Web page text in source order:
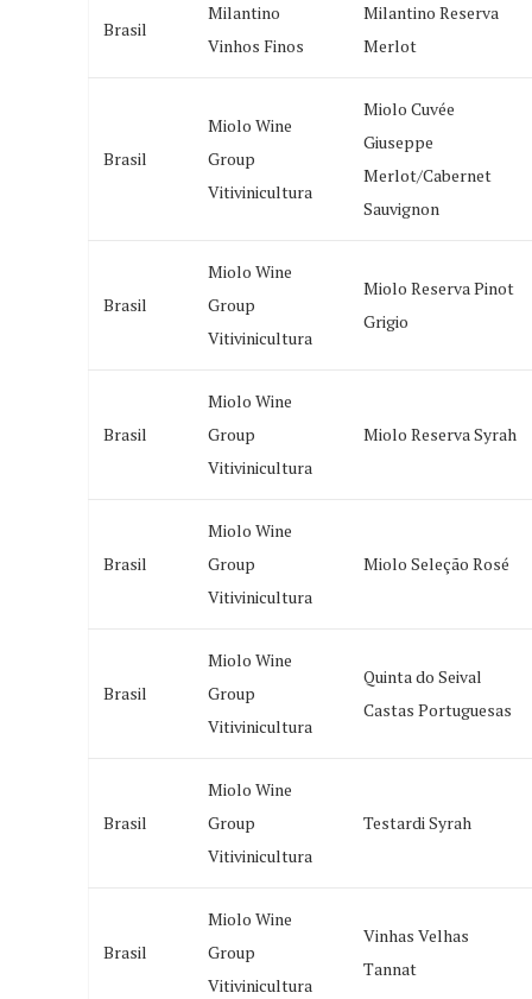
Brasil
Milantino
Vinhos Finos
Milantino Reserva
Merlot
Brasil
Miolo Wine
Group
Vitivinicultura
Miolo Cuvée
Giuseppe
Merlot/Cabernet
Sauvignon
Brasil
Miolo Wine
Group
Vitivinicultura
Miolo Reserva Pinot
Grigio
Brasil
Miolo Wine
Group
Vitivinicultura
Miolo Reserva Syrah
Brasil
Miolo Wine
Group
Vitivinicultura
Miolo Seleção Rosé
Brasil
Miolo Wine
Group
Vitivinicultura
Quinta do Seival
Castas Portuguesas
Brasil
Miolo Wine
Group
Vitivinicultura
Testardi Syrah
Brasil
Miolo Wine
Group
Vitivinicultura
Vinhas Velhas
Tannat